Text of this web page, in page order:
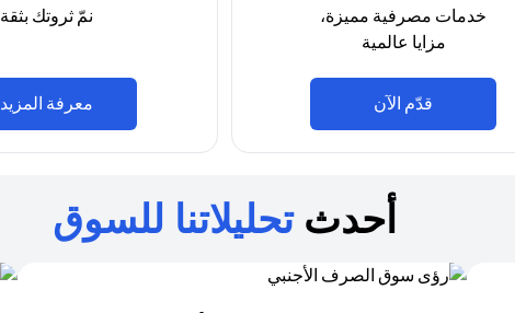
خدمات مصرفية مميزة،
مزايا عالمية
قدّم الآن
نمّ ثروتك بثقة
معرفة المزيد
أحدثتحليلاتنا للسوق